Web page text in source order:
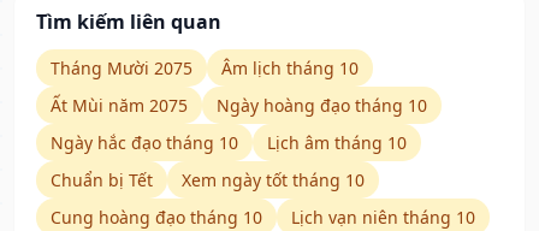
Tìm kiếm liên quan
Tháng Mười 2075
Âm lịch tháng 10
Ất Mùi năm 2075
Ngày hoàng đạo tháng 10
Ngày hắc đạo tháng 10
Lịch âm tháng 10
Chuẩn bị Tết
Xem ngày tốt tháng 10
Cung hoàng đạo tháng 10
Lịch vạn niên tháng 10